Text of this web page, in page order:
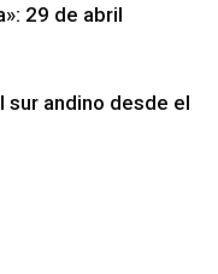
29 de abril
sur andino desde el